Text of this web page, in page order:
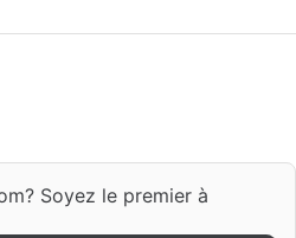
Soyez le premier à